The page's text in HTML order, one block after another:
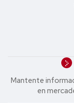
Mantente
en